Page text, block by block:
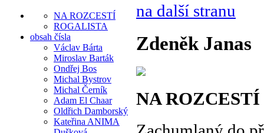
NA ROZCESTÍ
ROGALISTA
obsah čísla
Václav Bárta
Miroslav Barták
Ondřej Bos
Michal Bystrov
Michal Černík
Adam El Chaar
Oldřich Damborský
Kateřina ANIMA
na další stranu
Zdeněk Janas
NA ROZCESTÍ